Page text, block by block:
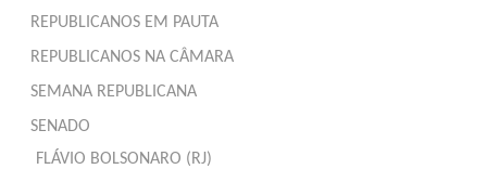
REPUBLICANOS EM PAUTA
REPUBLICANOS NA CÂMARA
SEMANA REPUBLICANA
SENADO
FLÁVIO BOLSONARO (RJ)